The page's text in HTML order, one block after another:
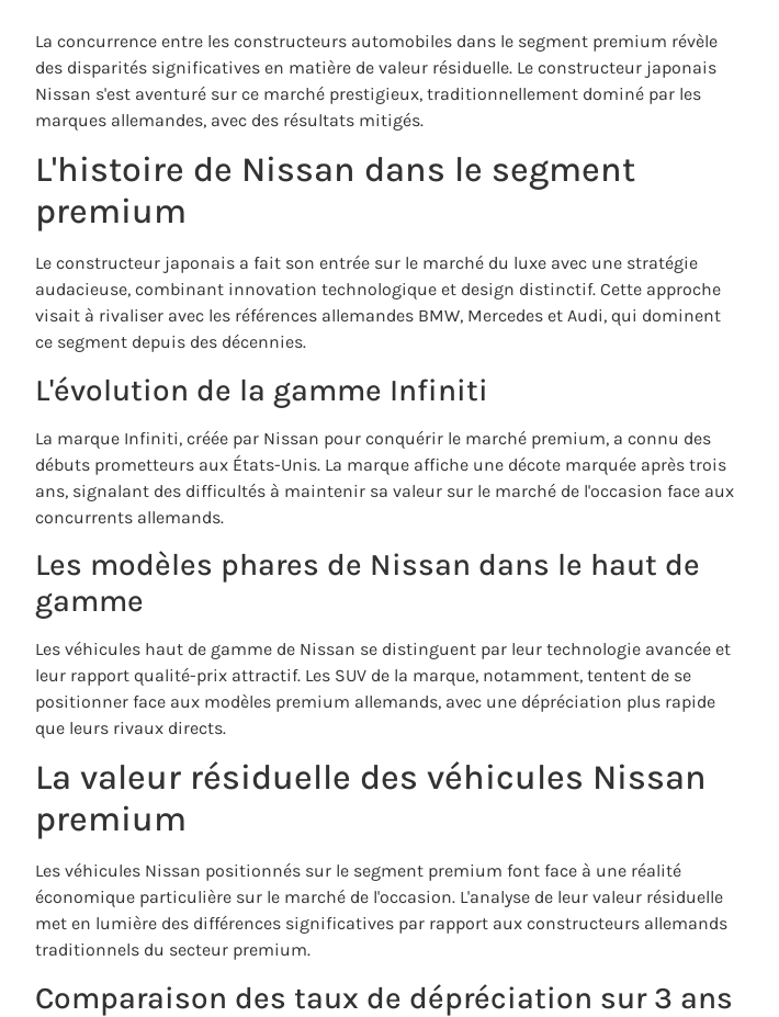
La concurrence entre les constructeurs automobiles dans le segment premium révèle
des disparités significatives en matière de valeur résiduelle. Le constructeur japonais
Nissan s'est aventuré sur ce marché prestigieux, traditionnellement dominé par les
marques allemandes, avec des résultats mitigés.
L'histoire de Nissan dans le segment
premium
Le constructeur japonais a fait son entrée sur le marché du luxe avec une stratégie
audacieuse, combinant innovation technologique et design distinctif. Cette approche
visait à rivaliser avec les références allemandes BMW, Mercedes et Audi, qui dominent
ce segment depuis des décennies.
L'évolution de la gamme Infiniti
La marque Infiniti, créée par Nissan pour conquérir le marché premium, a connu des
débuts prometteurs aux États-Unis. La marque affiche une décote marquée après trois
ans, signalant des difficultés à maintenir sa valeur sur le marché de l'occasion face aux
concurrents allemands.
Les modèles phares de Nissan dans le haut de
gamme
Les véhicules haut de gamme de Nissan se distinguent par leur technologie avancée et
leur rapport qualité-prix attractif. Les SUV de la marque, notamment, tentent de se
positionner face aux modèles premium allemands, avec une dépréciation plus rapide
que leurs rivaux directs.
La valeur résiduelle des véhicules Nissan
premium
Les véhicules Nissan positionnés sur le segment premium font face à une réalité
économique particulière sur le marché de l'occasion. L'analyse de leur valeur résiduelle
met en lumière des différences significatives par rapport aux constructeurs allemands
traditionnels du secteur premium.
Comparaison des taux de dépréciation sur 3 ans